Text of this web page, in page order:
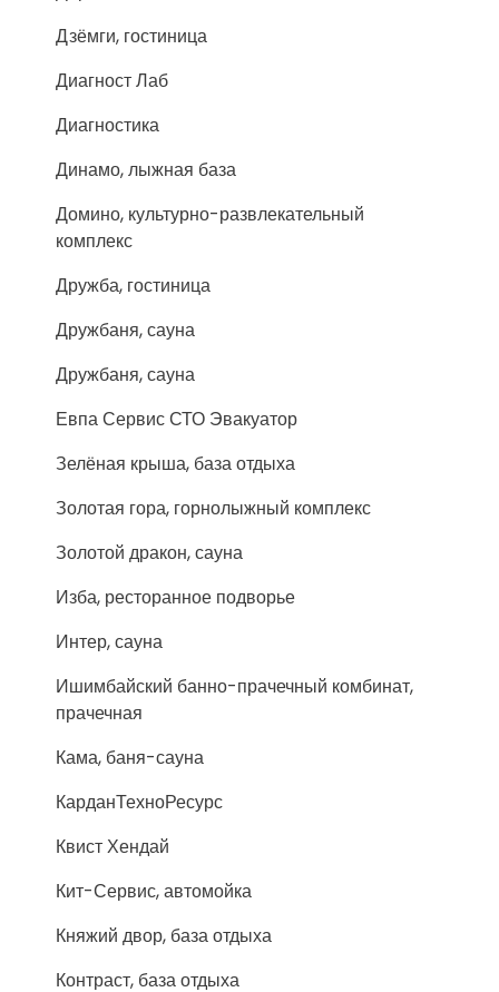
Дзёмги, гостиница
Диагност Лаб
Диагностика
Динамо, лыжная база
Домино, культурно-развлекательный
комплекс
Дружба, гостиница
Дружбаня, сауна
Дружбаня, сауна
Евпа Сервис СТО Эвакуатор
Зелёная крыша, база отдыха
Золотая гора, горнолыжный комплекс
Золотой дракон, сауна
Изба, ресторанное подворье
Интер, сауна
Ишимбайский банно-прачечный комбинат,
прачечная
Кама, баня-сауна
КарданТехноРесурс
Квист Хендай
Кит-Сервис, автомойка
Княжий двор, база отдыха
Контраст, база отдыха